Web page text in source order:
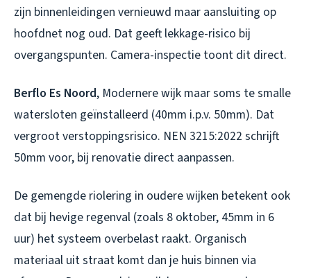
zijn binnenleidingen vernieuwd maar aansluiting op
hoofdnet nog oud. Dat geeft lekkage-risico bij
overgangspunten. Camera-inspectie toont dit direct.
Berflo Es Noord, Modernere wijk maar soms te smalle
watersloten geïnstalleerd (40mm i.p.v. 50mm). Dat
vergroot verstoppingsrisico. NEN 3215:2022 schrijft
50mm voor, bij renovatie direct aanpassen.
De gemengde riolering in oudere wijken betekent ook
dat bij hevige regenval (zoals 8 oktober, 45mm in 6
uur) het systeem overbelast raakt. Organisch
materiaal uit straat komt dan je huis binnen via